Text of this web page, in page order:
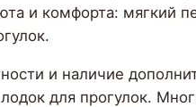
и комфорта: мягкий
и наличие
для прогулок.